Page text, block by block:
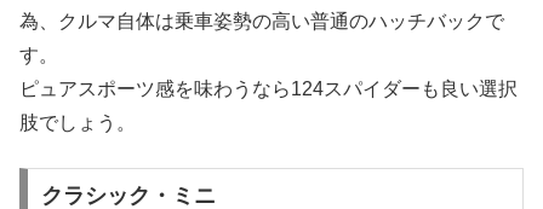
為、クルマ自体は乗車姿勢の高い普通のハッチバックで
す。
ピュアスポーツ感を味わうなら124スパイダーも良い選択
肢でしょう。
クラシック・ミニ